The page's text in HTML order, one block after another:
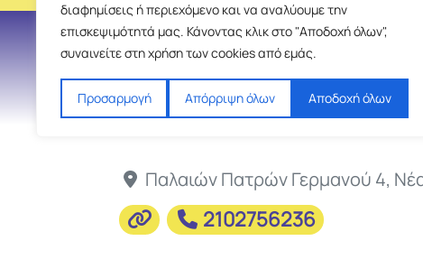
διαφημίσεις ή περιεχόμενο και να αναλύουμε την
επισκεψιμότητά μας. Κάνοντας κλικ στο "Αποδοχή όλων",
συναινείτε στη χρήση των cookies από εμάς.
Προσαρμογή Απόρριψη όλων Αποδοχή όλων
Παλαιών Πατρών Γερμανού 4,
2102756236